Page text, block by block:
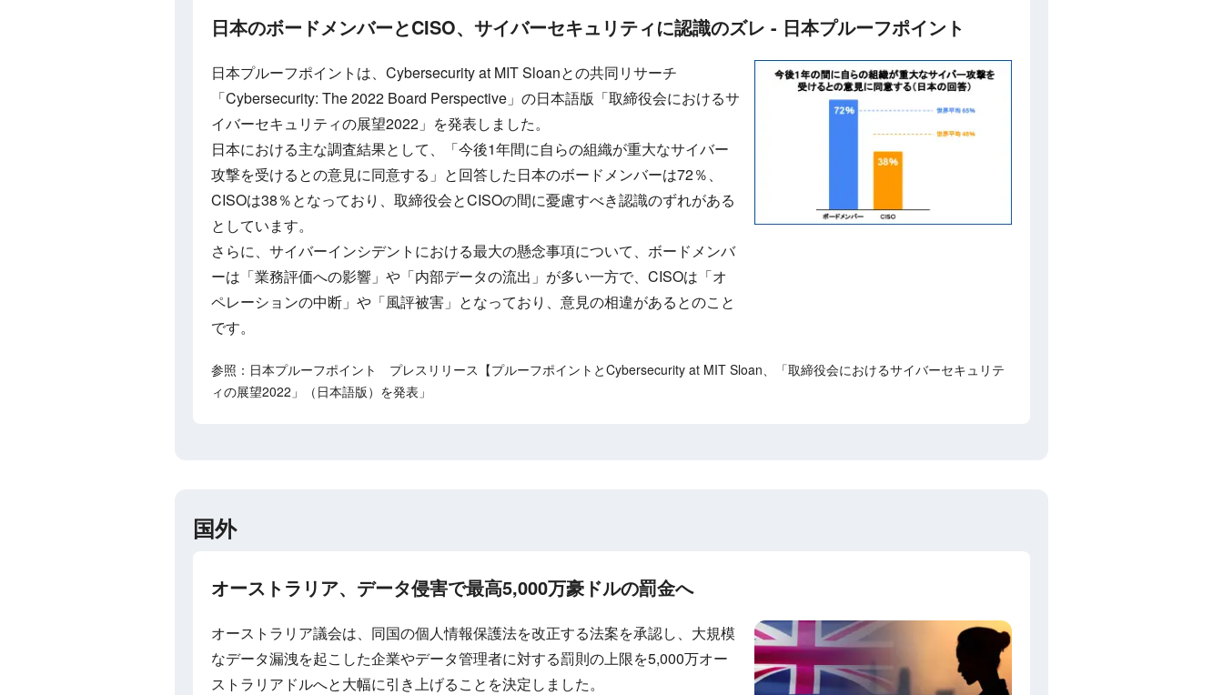
日本のボードメンバーとCISO、サイバーセキュリティに認識のズレ - 日本プルーフポイント
日本プルーフポイントは、Cybersecurity at MIT Sloanとの共同リサーチ
「Cybersecurity: The 2022 Board Perspective」の日本語版「取締役会におけるサ
イバーセキュリティの展望2022」を発表しました。
日本における主な調査結果として、「今後1年間に自らの組織が重大なサイバー
攻撃を受けるとの意見に同意する」と回答した日本のボードメンバーは72％、
CISOは38％となっており、取締役会とCISOの間に憂慮すべき認識のずれがある
としています。
さらに、サイバーインシデントにおける最大の懸念事項について、ボードメンバ
ーは「業務評価への影響」や「内部データの流出」が多い一方で、CISOは「オ
ペレーションの中断」や「風評被害」となっており、意見の相違があるとのこと
です。
参照：日本プルーフポイント プレスリリース【プルーフポイントとCybersecurity at MIT Sloan、「取締役会におけるサイバーセキュリテ
ィの展望2022」（日本語版）を発表」
国外
オーストラリア、データ侵害で最高5,000万豪ドルの罰金へ
オーストラリア議会は、同国の個人情報保護法を改正する法案を承認し、大規模
なデータ漏洩を起こした企業やデータ管理者に対する罰則の上限を5,000万オー
ストラリアドルへと大幅に引き上げることを決定しました。